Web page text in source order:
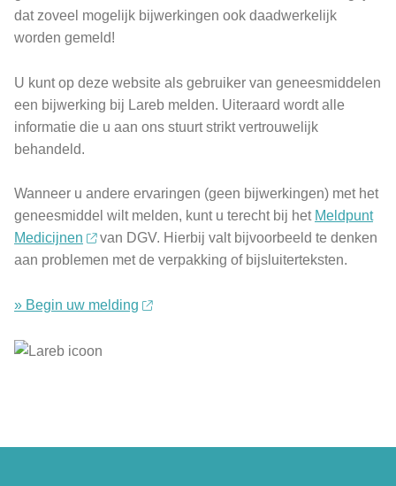
dat zoveel mogelijk bijwerkingen ook daadwerkelijk
worden gemeld!
U kunt op deze website als gebruiker van geneesmiddelen
een bijwerking bij Lareb melden. Uiteraard wordt alle
informatie die u aan ons stuurt strikt vertrouwelijk
behandeld.
Wanneer u andere ervaringen (geen bijwerkingen) met het
geneesmiddel wilt melden, kunt u terecht bij het Meldpunt
Medicijnen
van DGV. Hierbij valt bijvoorbeeld te denken
aan problemen met de verpakking of bijsluiterteksten.
» Begin uw melding